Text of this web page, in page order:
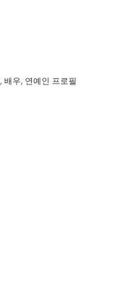
, 배우, 연예인 프로필